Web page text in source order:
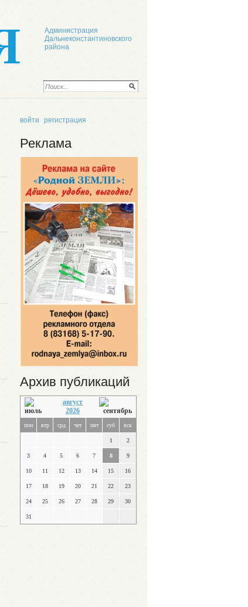
Администрация
Дальнеконстантиновского
района
войти регистрация
Реклама
Архив публикаций
август
2026
пон втр срд чет пят суб вск
1 2
3 4 5 6 7 8 9
10 11 12 13 14 15 16
17 18 19 20 21 22 23
24 25 26 27 28 29 30
31